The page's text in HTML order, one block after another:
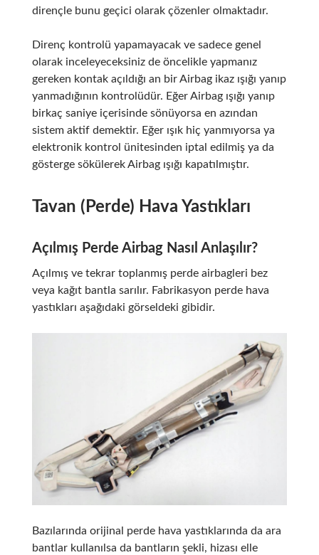
dirençle bunu geçici olarak çözenler olmaktadır.
Direnç kontrolü yapamayacak ve sadece genel
olarak inceleyeceksiniz de öncelikle yapmanız
gereken kontak açıldığı an bir Airbag ikaz ışığı yanıp
yanmadığının kontrolüdür. Eğer Airbag ışığı yanıp
birkaç saniye içerisinde sönüyorsa en azından
sistem aktif demektir. Eğer ışık hiç yanmıyorsa ya
elektronik kontrol ünitesinden iptal edilmiş ya da
gösterge sökülerek Airbag ışığı kapatılmıştır.
Tavan (Perde) Hava Yastıkları
Açılmış Perde Airbag Nasıl Anlaşılır?
Açılmış ve tekrar toplanmış perde airbagleri bez
veya kağıt bantla sarılır. Fabrikasyon perde hava
yastıkları aşağıdaki görseldeki gibidir.
Bazılarında orijinal perde hava yastıklarında da ara
bantlar kullanılsa da bantların şekli, hizası elle